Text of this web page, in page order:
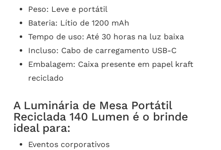
Peso: Leve e portátil
Bateria: Lítio de 1200 mAh
Tempo de uso: Até 30 horas na luz baixa
Incluso: Cabo de carregamento USB-C
Embalagem: Caixa presente em papel kraft
reciclado
A Luminária de Mesa Portátil
Reciclada 140 Lumen é o brinde
ideal para:
Eventos corporativos